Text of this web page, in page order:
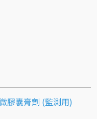
膠囊膏劑 (監測用)